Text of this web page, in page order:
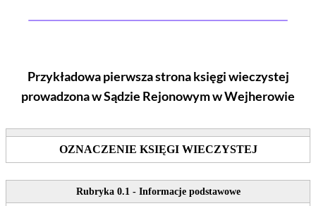
Przykładowa pierwsza strona księgi wieczystej
prowadzona w Sądzie Rejonowymw Wejherowie
OZNACZENIE KSIĘGI WIECZYSTEJ
Rubryka 0.1 - Informacje podstawowe